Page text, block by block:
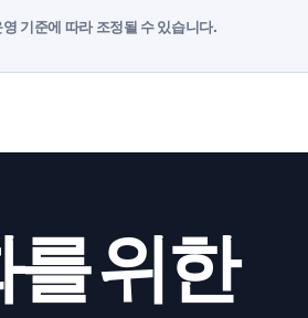
기준에 따라 조정될 수 있습니다.
위한